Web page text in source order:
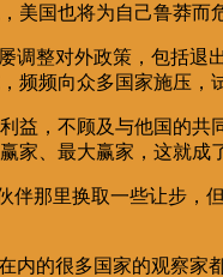
国也将为自己鲁莽而
整对外政策，包括退
频向众多国家施压，
，不顾及与他国的共
、最大赢家，这就成
那里换取一些让步，
的很多国家的观察家